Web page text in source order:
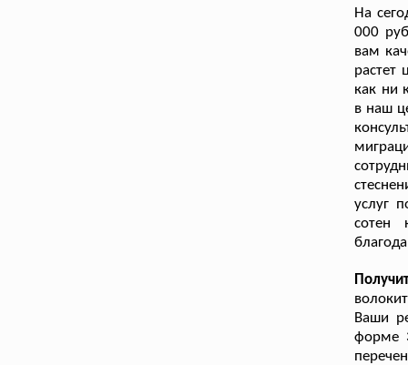
На
000
вам
растет
как ни
в наш
услуг
сотен
Ваши
форме